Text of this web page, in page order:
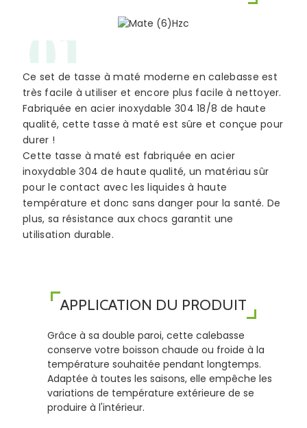
01
Ce set de tasse à maté moderne en calebasse est
très facile à utiliser et encore plus facile à nettoyer.
Fabriquée en acier inoxydable 304 18/8 de haute
qualité, cette tasse à maté est sûre et conçue pour
durer !
Cette tasse à maté est fabriquée en acier
inoxydable 304 de haute qualité, un matériau sûr
pour le contact avec les liquides à haute
température et donc sans danger pour la santé. De
plus, sa résistance aux chocs garantit une
utilisation durable.
APPLICATION DU PRODUIT
Grâce à sa double paroi, cette calebasse
conserve votre boisson chaude ou froide à la
température souhaitée pendant longtemps.
Adaptée à toutes les saisons, elle empêche les
variations de température extérieure de se
produire à l'intérieur.